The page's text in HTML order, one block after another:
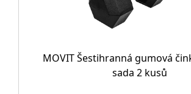
MOVIT Šestihranná gumová
sada 2 kusů